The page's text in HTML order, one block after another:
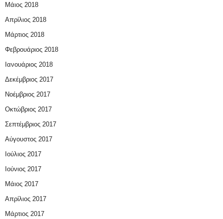
Μάιος 2018
Απρίλιος 2018
Μάρτιος 2018
Φεβρουάριος 2018
Ιανουάριος 2018
Δεκέμβριος 2017
Νοέμβριος 2017
Οκτώβριος 2017
Σεπτέμβριος 2017
Αύγουστος 2017
Ιούλιος 2017
Ιούνιος 2017
Μάιος 2017
Απρίλιος 2017
Μάρτιος 2017